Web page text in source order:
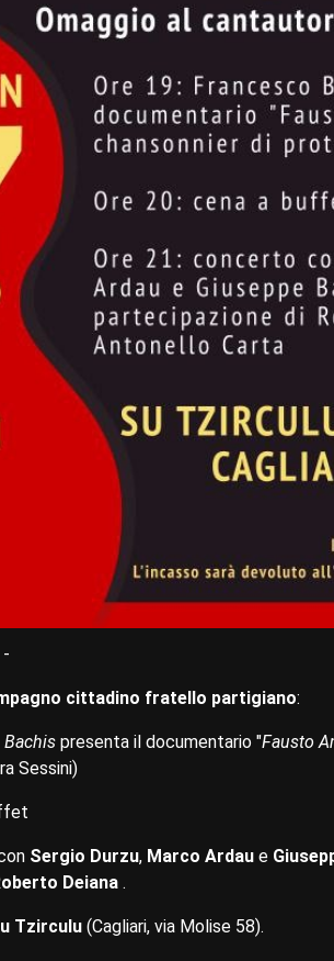
cittadino fratello partigiano:
Bachis presenta il documentario "Fausto
Sessini)
Sergio Durzu, Marco Ardau e
Deiana .
Tzirculu (Cagliari, via Molise 58).